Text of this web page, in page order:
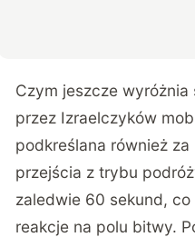
Czym jeszcze wyróżnia
przez Izraelczyków
podkreślana również
przejścia z trybu
zaledwie 60 sekund,
reakcje na polu bitwy.